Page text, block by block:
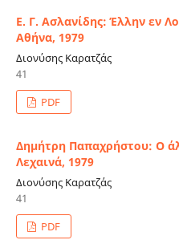
Ε. Γ. Ασλανίδης: Έλλην εν
Αθήνα, 1979
Διονύσης Καρατζάς
41
PDF
Δημήτρη Παπαχρήστου: Ο
Λεχαινά, 1979
Διονύσης Καρατζάς
41
PDF